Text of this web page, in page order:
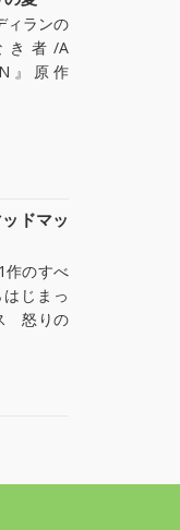
ィランの
き者/A
』原作
ドマッ
作のすべ
じまっ
怒りの